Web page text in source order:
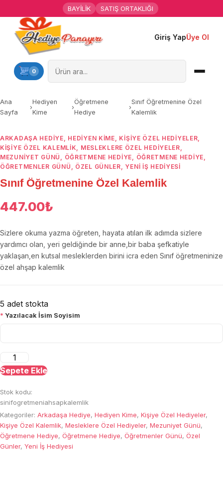
BAYİLİK SATIŞ ORTAKLIĞI
Giriş YapÜye Ol
0
Ana Sayfa
Kişiye Özel Hediyeler
Mesleklere Özel Hediyeler
Özel Günler
Öğrenci Motivasyon Hediyeleri
Yaka Rozeti
Ana
Sayfa
›
Hediyen
Kime
›
Öğretmene
Hediye
›
Sınıf Öğretmenine Özel
Kalemlik
ARKADAŞA HEDIYE, HEDIYEN KIME, KIŞIYE ÖZEL HEDIYELER,
KIŞIYE ÖZEL KALEMLIK, MESLEKLERE ÖZEL HEDIYELER,
MEZUNIYET GÜNÜ , ÖĞRETMENE HEDIYE, ÖĞRETMENE HEDIYE,
ÖĞRETMENLER GÜNÜ , ÖZEL GÜNLER, YENI İŞ HEDIYESI
Sınıf Öğretmenine Özel Kalemlik
447.00₺
Sizlere okuma yazma öğreten, hayata atılan ilk adımda sizlere
yardımcı olan, yeri geldiğinde bir anne,bir baba şefkatiyle
yaklaşan,en kutsal mesleklerden birini icra eden Sınıf öğretmeninize
özel ahşap kalemlik
5 adet stokta
* Yazılacak İsim Soyisim
Sınıf
Öğretmenine
Kalemlik
Sepete Ekle
Stok kodu:
sinifogretmeniahsapkalemlik
Kategoriler: Arkadaşa Hediye, Hediyen Kime, Kişiye Özel Hediyeler,
Kişiye Özel Kalemlik, Mesleklere Özel Hediyeler, Mezuniyet Günü,
Öğretmene Hediye, Öğretmene Hediye, Öğretmenler Günü, Özel
Günler, Yeni İş Hediyesi